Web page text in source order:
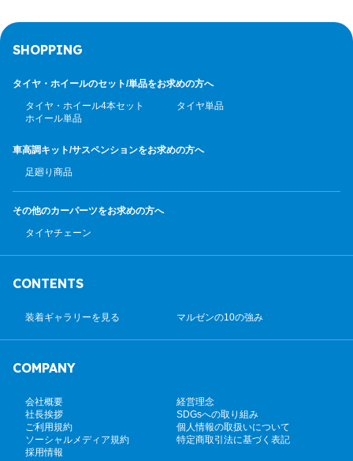
SHOPPING
タイヤ・ホイールのセット/単品をお求めの方へ
タイヤ・ホイール4本セット
タイヤ単品
ホイール単品
車高調キット/サスペンションをお求めの方へ
足廻り商品
その他のカーパーツをお求めの方へ
タイヤチェーン
CONTENTS
装着ギャラリーを見る マルゼンの10の強み
COMPANY
会社概要
経営理念
社長挨拶
SDGsへの取り組み
ご利用規約
個人情報の取扱いについて
ソーシャルメディア規約
特定商取引法に基づく表記
採用情報